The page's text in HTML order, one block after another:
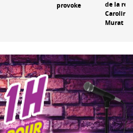
provoke
de la
Caroline
Murat